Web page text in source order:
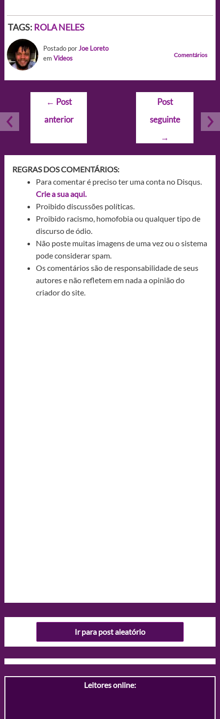
TAGS: ROLA NELES
Postado porJoe Loreto
em Videos Comentários
Navegação
Post
← Post
anterior
Post
seguinte
→
REGRAS DOS COMENTÁRIOS:
Para comentar é preciso ter uma conta no Disqus.
Crie a sua aqui.
Proibido discussões políticas.
Proibido racismo, homofobia ou qualquer tipo de
discurso de ódio.
Não poste muitas imagens de uma vez ou o sistema
pode considerar spam.
Os comentários são de responsabilidade de seus
autores e não refletem em nada a opinião do
criador do site.
Ir para post aleatório
Leitores online: